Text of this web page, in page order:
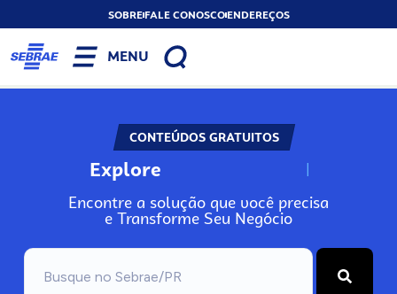
SOBREFALE CONOSCOENDEREÇOS
MENU
CONTEÚDOS GRATUITOS
Explore N
Encontre a solução que você precisa
e Transforme Seu Negócio